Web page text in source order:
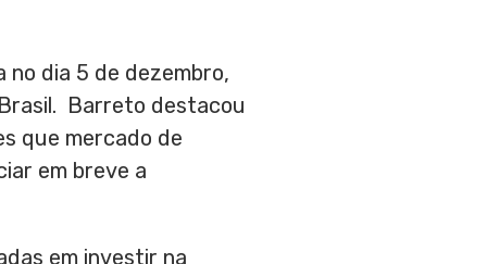
no dia 5 de dezembro,
Barreto destacou
que mercado de
em breve a
em investir na